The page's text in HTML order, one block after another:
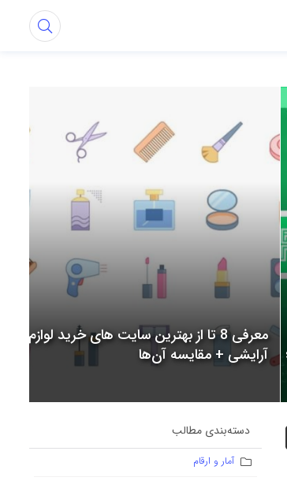
معرفی 8 تا از بهترین سایت های خرید لوازم
آرایشی + مقایسه آن‌ها
دسته‌بندی مطالب
آمار و ارقام